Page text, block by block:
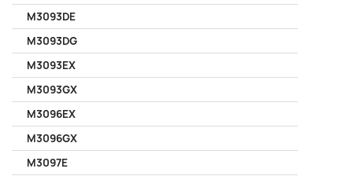
M3093DE
M3093DG
M3093EX
M3093GX
M3096EX
M3096GX
M3097E